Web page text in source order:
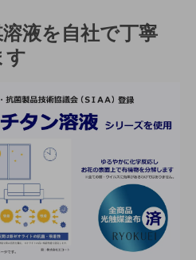
液を自社で丁寧
す